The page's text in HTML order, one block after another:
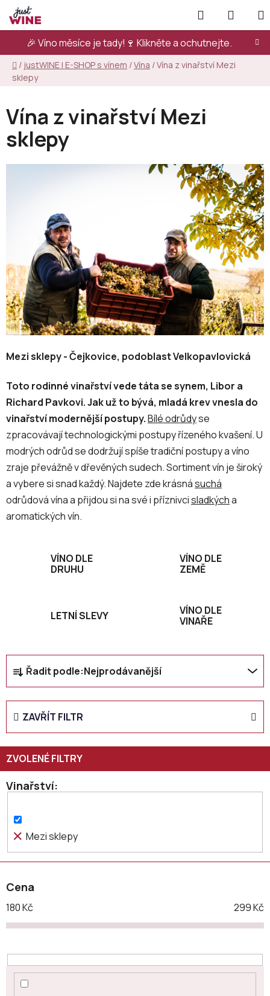
Přejít
na
obsah
🎉 Víno měsíce je tady!🍷 Klikněte a ochutnejte.
Hledat
KOŠÍK
Domů
/ justWINE | E-SHOP s vínem /Vína /Vína z vinařství Mezi
sklepy
Vína z vinařství Mezi
sklepy
Mezi sklepy -Čejkovice, podoblast Velkopavlovická
Toto rodinné vinařství vede táta se synem, Libor a
Richard Pavkovi. Jak už to bývá, mladá krev vnesla do
vinařství modernější postupy.Bílé odrůdyse
zpracovávají technologickými postupy řízeného kvašení. U
modrých odrůd se dodržují spíše tradiční postupy a víno
zraje převážně v dřevěných sudech. Sortiment vín je široký
a vybere si snad každý. Najdete zde krásnásuchá
odrůdová vína a přijdou si na své i příznivcisladkýcha
aromatických vín.
VÍNO DLE
DRUHU
VÍNO DLE
ZEMĚ
LETNÍ SLEVY
VÍNO DLE
VINAŘE
Ř
a
z
n
p
r
o
u
t
ů
Řadit podle:Nejprodávanější
ZAVŘÍT FILTR
Vinařství
Mezi sklepy
Cena
180Kč 299Kč